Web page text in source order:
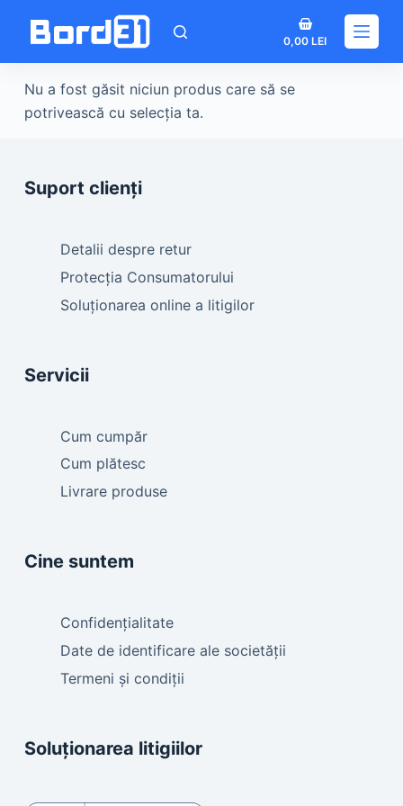
Coș
de
0,00LEI
Nu a fost găsit niciun produs care să se
potrivească cu selecția ta.
Suport clienți
Detalii despre retur
Protecția Consumatorului
Soluționarea online a litigilor
Servicii
Cum cumpăr
Cum plătesc
Livrare produse
Cine suntem
Confidențialitate
Date de identificare ale societății
Termeni și condiții
Soluționarea litigiilor